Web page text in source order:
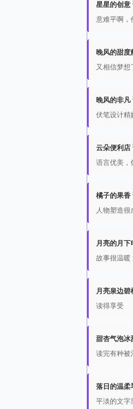
星星的创意
意难平啊，
晚风的甜度
又相信梦想
晚风的非凡
伏笔设计精
云朵便利店
语言优美，
橘子的果香
人物塑造
月亮的月下
故事很温暖
月亮泉边碧
读得享受
甜杏气泡冰
读完有种被
落日的温柔
平淡的文字